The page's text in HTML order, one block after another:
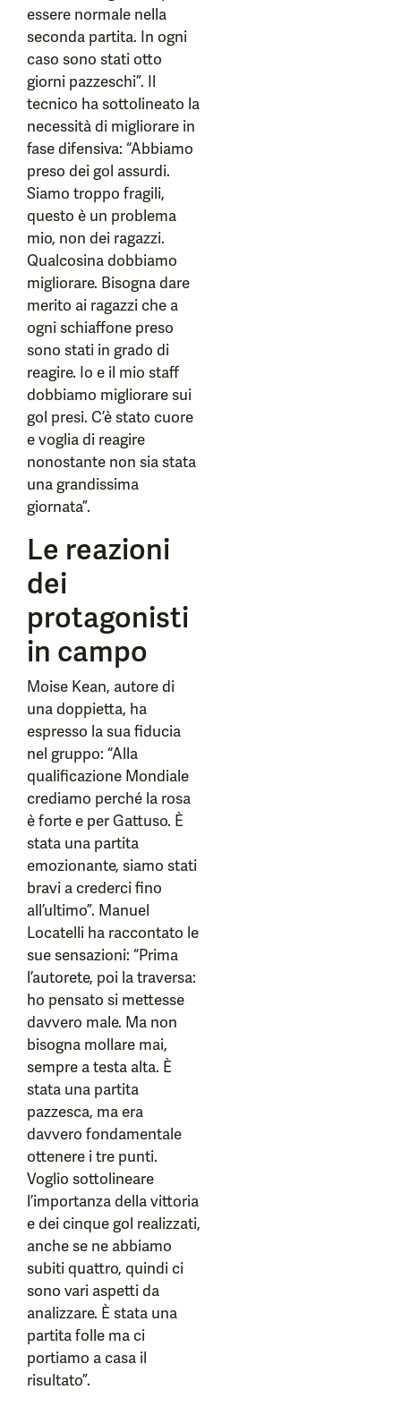
essere normale nella
seconda partita. In ogni
caso sono stati otto
giorni pazzeschi”. Il
tecnico ha sottolineato la
necessità di migliorare in
fase difensiva: “Abbiamo
preso dei gol assurdi.
Siamo troppo fragili,
questo è un problema
mio, non dei ragazzi.
Qualcosina dobbiamo
migliorare. Bisogna dare
merito ai ragazzi che a
ogni schiaffone preso
sono stati in grado di
reagire. Io e il mio staff
dobbiamo migliorare sui
gol presi. C’è stato cuore
e voglia di reagire
nonostante non sia stata
una grandissima
giornata”.
Le reazioni
dei
protagonisti
in campo
Moise Kean, autore di
una doppietta, ha
espresso la sua fiducia
nel gruppo: “Alla
qualificazione Mondiale
crediamo perché la rosa
è forte e per Gattuso. È
stata una partita
emozionante, siamo stati
bravi a crederci fino
all’ultimo”. Manuel
Locatelli ha raccontato le
sue sensazioni: “Prima
l’autorete, poi la traversa:
ho pensato si mettesse
davvero male. Ma non
bisogna mollare mai,
sempre a testa alta. È
stata una partita
pazzesca, ma era
davvero fondamentale
ottenere i tre punti.
Voglio sottolineare
l’importanza della vittoria
e dei cinque gol realizzati,
anche se ne abbiamo
subiti quattro, quindi ci
sono vari aspetti da
analizzare. È stata una
partita folle ma ci
portiamo a casa il
risultato”.